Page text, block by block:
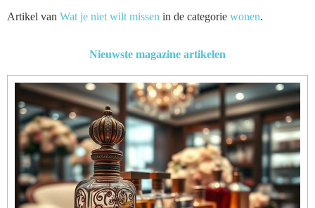
Artikel van Wat je niet wilt missen in de categorie wonen.
Nieuwste magazine artikelen